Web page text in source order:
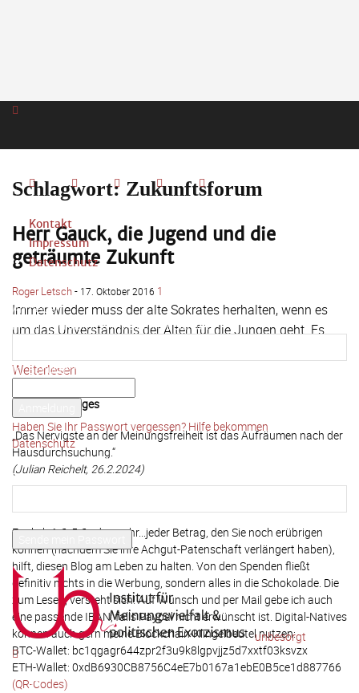
Kontakt
Impressum
Datenschutz
Anmelden
Herzlich willkommen! Melden Sie sich an
Ihr Benutzername
Haben Sie Ihr Passwort vergessen? Hilfe bekommen
Datenschutz
Passwort-Wiederherstellung
Passwort zurücksetzen
Ein Passwort wird Ihnen per Email zugeschickt.
unbesorgt
Schlagwort: Zukunftsforum
Herr Gauck, die Jugend und die
geträumte Zukunft
Roger Letsch- 17. Oktober 2016 1
Immer wieder muss der alte Sokrates herhalten, wenn es
um das Unverständnis der Alten für die Jungen geht. Es
Weiterlesen
Spruch des Tages
„Das Nervigste an der Meinungsfreiheit ist das Aufräumen nach der
Hausdurchsuchung.“
(Julian Reichelt, 26.2.2024)
Egal ob 1 €, 5 € oder mehr...jeder Betrag, den Sie noch erübrigen
können (nachdem Sie ihre Achgut-Patenschaft verlängert haben),
hilft, diesen Blog am Leben zu halten. Von den Spenden fließt
definitiv nichts in die Werbung, sondern alles in die Schokolade. Die
zum Lesen, versteht sich! Auf Wunsch und per Mail gebe ich auch
eine passende IBAN, falls Paypal nicht erwünscht ist. Digital-Natives
können auch gern meine Blockchain-Klingelbeutel nutzen:
BTC-Wallet: bc1qgagr644zpr2f3u9k8lgpvjjz5d7xxtf03ksvzx
ETH-Wallet: 0xdB6930CB8756C4eE7b0167a1ebE0B5ce1d887766
(QR-Codes)